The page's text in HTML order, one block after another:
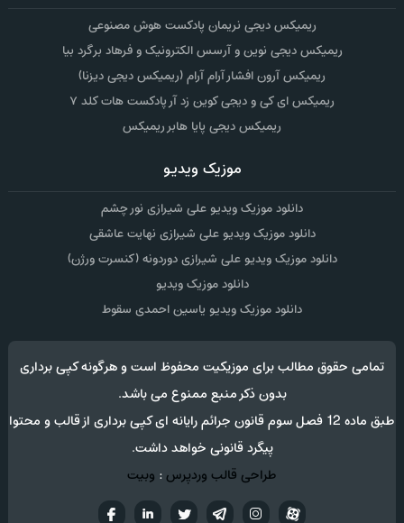
ریمیکس دیجی نریمان پادکست هوش مصنوعی
ریمیکس دیجی نوین و آرسس الکترونیک و فرهاد برگرد بیا
ریمیکس آرون افشار آرام آرام (ریمیکس دیجی دیزنا)
ریمیکس ای کی و دیجی کوین زد آر پادکست هات کلد ۷
ریمیکس دیجی پایا هابر ریمیکس
موزیک ویدیو
دانلود موزیک ویدیو علی شیرازی نور چشم
دانلود موزیک ویدیو علی شیرازی نهایت عاشقی
دانلود موزیک ویدیو علی شیرازی دوردونه (کنسرت ورژن)
دانلود موزیک ویدیو
دانلود موزیک ویدیو یاسین احمدی سقوط
تمامی حقوق مطالب برای موزیکیت محفوظ است و هرگونه کپی برداری
بدون ذکر منبع ممنوع می باشد.
طبق ماده 12 فصل سوم قانون جرائم رایانه ای کپی برداری از قالب و محتوا
پیگرد قانونی خواهد داشت.
طراحی قالب وردپرس: وبیت
تويترتلگراماینستاگرام آپارات